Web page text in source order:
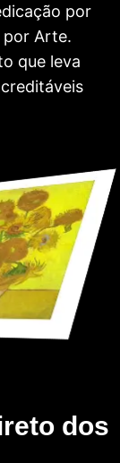
por
por Arte.
que leva
dos